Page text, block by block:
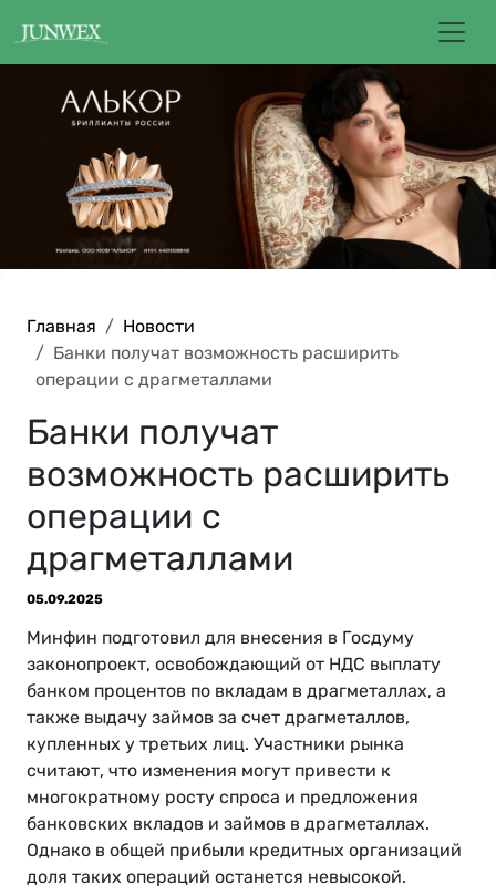
Главная
Новости
Банки получат возможность расширить
операции с драгметаллами
Банки получат
возможность расширить
операции с
драгметаллами
05.09.2025
Минфин подготовил для внесения в Госдуму
законопроект, освобождающий от НДС выплату
банком процентов по вкладам в драгметаллах, а
также выдачу займов за счет драгметаллов,
купленных у третьих лиц. Участники рынка
считают, что изменения могут привести к
многократному росту спроса и предложения
банковских вкладов и займов в драгметаллах.
Однако в общей прибыли кредитных организаций
доля таких операций останется невысокой.